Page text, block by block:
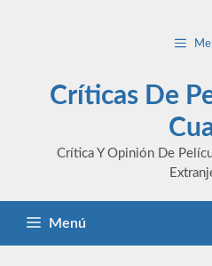
Críticas De
Crítica Y Opinión De
Menú